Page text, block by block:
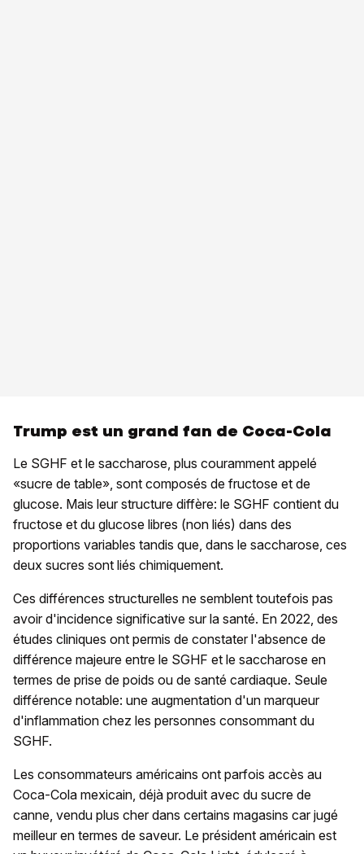
Trump est un grand fan de Coca-Cola
Le SGHF et le saccharose, plus couramment appelé
«sucre de table», sont composés de fructose et de
glucose. Mais leur structure diffère: le SGHF contient du
fructose et du glucose libres (non liés) dans des
proportions variables tandis que, dans le saccharose, ces
deux sucres sont liés chimiquement.
Ces différences structurelles ne semblent toutefois pas
avoir d'incidence significative sur la santé. En 2022, des
études cliniques ont permis de constater l'absence de
différence majeure entre le SGHF et le saccharose en
termes de prise de poids ou de santé cardiaque. Seule
différence notable: une augmentation d'un marqueur
d'inflammation chez les personnes consommant du
SGHF.
Les consommateurs américains ont parfois accès au
Coca-Cola mexicain, déjà produit avec du sucre de
canne, vendu plus cher dans certains magasins car jugé
meilleur en termes de saveur. Le président américain est